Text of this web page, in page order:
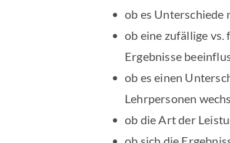
ob es Unterschiede
ob eine zufällige
Ergebnisse
ob es einen
Lehrpersonen
ob die Art der